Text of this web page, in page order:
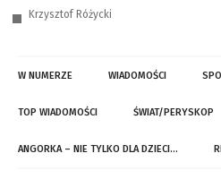
Krzysztof Różycki
W NUMERZE WIADOMOŚCI
TOP WIADOMOŚCI ŚWIAT/PERYSKOP
ANGORKA – NIE TYLKO DLA DZIECI…